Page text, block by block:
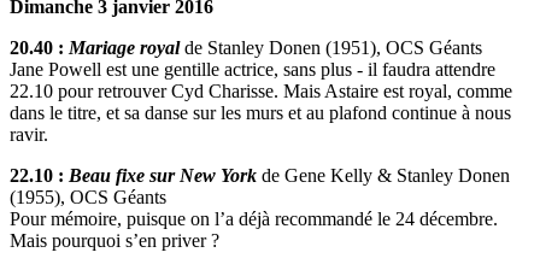
Dimanche 3 janvier 2016
20.40 : Mariage royalde Stanley Donen (1951), OCS Géants
Jane Powell est une gentille actrice, sans plus - il faudra attendre
22.10 pour retrouver Cyd Charisse. Mais Astaire est royal, comme
dans le titre, et sa danse sur les murs et au plafond continue à nous
ravir.
22.10 : Beau fixe sur New York de Gene Kelly & Stanley Donen
(1955), OCS Géants
Pour mémoire, puisque on l’a déjà recommandé le 24 décembre.
Mais pourquoi s’en priver ?